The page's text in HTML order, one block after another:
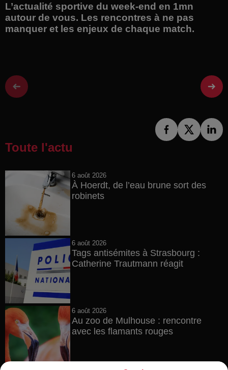
L’actualité sportive du week-end en 1mn
autour de vous. Les rencontres à ne pas
manquer et les enjeux de chaque match.
Toute l'actu
6 août 2026
À Hoerdt, de l’eau brune sort des
robinets
6 août 2026
Tags antisémites à Strasbourg :
Catherine Trautmann réagit
6 août 2026
Au zoo de Mulhouse : rencontre
avec les flamants rouges